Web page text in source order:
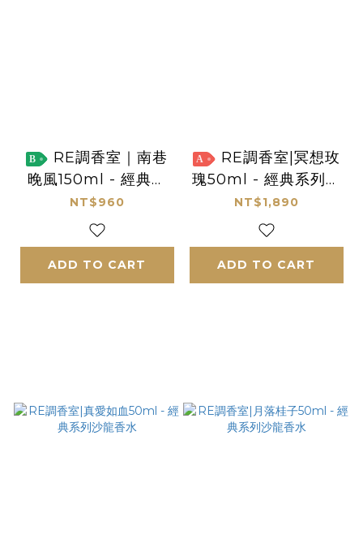
B
晚風150ml - 經典系
列室內擴香
NT$960
ADD TO CART
A
瑰50ml - 經典系列沙
龍香水
NT$1,890
ADD TO CART